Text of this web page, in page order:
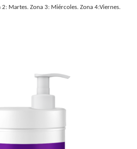
2: Martes. Zona 3: Miércoles. Zona 4:Viernes.